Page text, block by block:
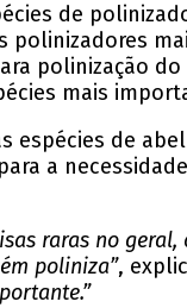
de
polinização
mais
espécies de
a
raras no
poliniza”,